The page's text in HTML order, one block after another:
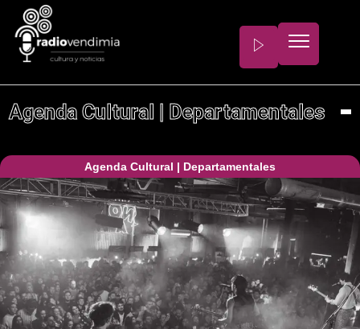
Agenda Cultural | Departamentales
Agenda Cultural | Departamentales